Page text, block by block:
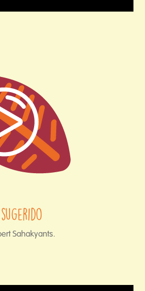
Sahakyants.